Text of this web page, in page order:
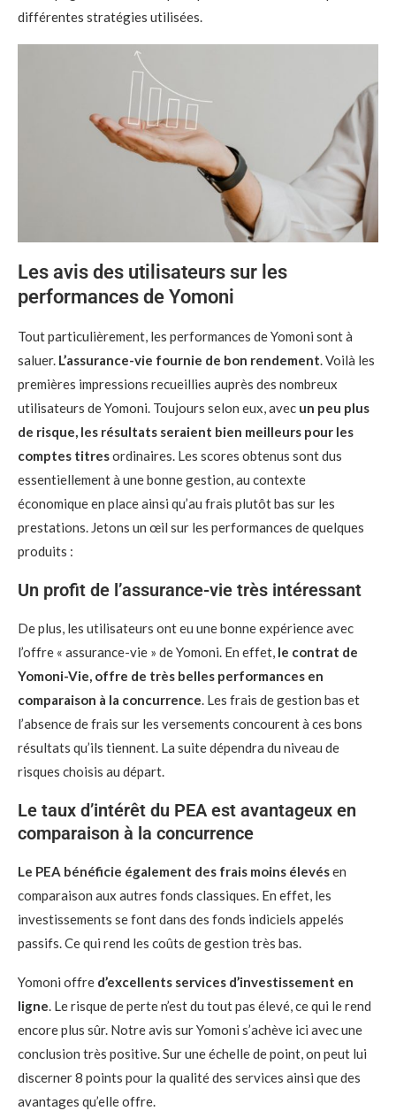
différentes stratégies utilisées.
Les avis des utilisateurs sur les
performances de Yomoni
Tout particulièrement, les performances de Yomoni sont à
saluer. L’assurance-vie fournie de bon rendement. Voilà les
premières impressions recueillies auprès des nombreux
utilisateurs de Yomoni. Toujours selon eux, avec un peu plus
de risque, les résultats seraient bien meilleurs pour les
comptes titresordinaires. Les scores obtenus sont dus
essentiellement à une bonne gestion, au contexte
économique en place ainsi qu’au frais plutôt bas sur les
prestations. Jetons un œil sur les performances de quelques
produits :
Un profit de l’assurance-vie très intéressant
De plus, les utilisateurs ont eu une bonne expérience avec
l’offre « assurance-vie » de Yomoni. En effet, le contrat de
Yomoni-Vie, offre de très belles performances en
comparaison à la concurrence. Les frais de gestion bas et
l’absence de frais sur les versements concourent à ces bons
résultats qu’ils tiennent. La suite dépendra du niveau de
risques choisis au départ.
Le taux d’intérêt du PEA est avantageux en
comparaison à la concurrence
Le PEA bénéficie également des frais moins élevésen
comparaison aux autres fonds classiques. En effet, les
investissements se font dans des fonds indiciels appelés
passifs. Ce qui rend les coûts de gestion très bas.
Yomoni offre d’excellents services d’investissement en
ligne. Le risque de perte n’est du tout pas élevé, ce qui le rend
encore plus sûr. Notre avis sur Yomoni s’achève ici avec une
conclusion très positive. Sur une échelle de point, on peut lui
discerner 8 points pour la qualité des services ainsi que des
avantages qu’elle offre.